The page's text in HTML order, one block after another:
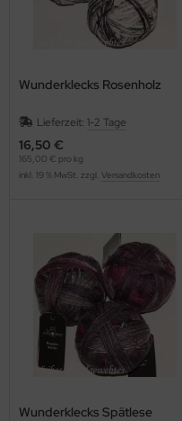
Wunderklecks Rosenholz
Lieferzeit: 1-2 Tage
16,50 €
165,00 € pro kg
inkl. 19 % MwSt. zzgl. Versandkosten
Wunderklecks Spätlese